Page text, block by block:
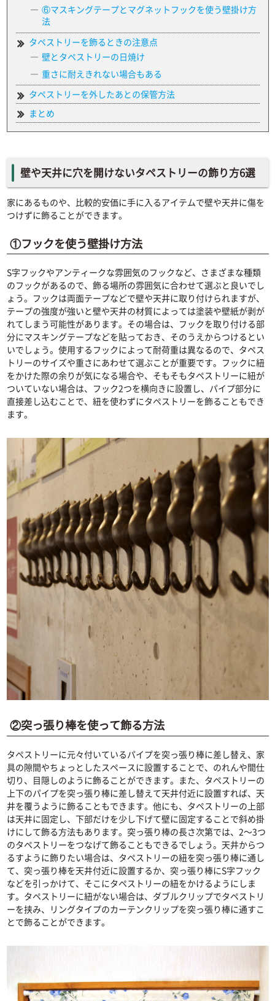
⑥マスキングテープとマグネットフックを使う壁掛け方
法
タペストリーを飾るときの注意点
壁とタペストリーの日焼け
重さに耐えきれない場合もある
タペストリーを外したあとの保管方法
まとめ
壁や天井に穴を開けないタペストリーの飾り方6選
家にあるものや、比較的安価に手に入るアイテムで壁や天井に傷を
つけずに飾ることができます。
①フックを使う壁掛け方法
S字フックやアンティークな雰囲気のフックなど、さまざまな種類
のフックがあるので、飾る場所の雰囲気に合わせて選ぶと良いでし
ょう。フックは両面テープなどで壁や天井に取り付けられますが、
テープの強度が強いと壁や天井の材質によっては塗装や壁紙が剥が
れてしまう可能性があります。その場合は、フックを取り付ける部
分にマスキングテープなどを貼っておき、そのうえからつけるとい
いでしょう。使用するフックによって耐荷重は異なるので、タペス
トリーのサイズや重さにあわせて選ぶことが重要です。フックに紐
をかけた際の余りが気になる場合や、そもそもタペストリーに紐が
ついていない場合は、フック2つを横向きに設置し、パイプ部分に
直接差し込むことで、紐を使わずにタペストリーを飾ることもでき
ます。
②突っ張り棒を使って飾る方法
タペストリーに元々付いているパイプを突っ張り棒に差し替え、家
具の隙間やちょっとしたスペースに設置することで、のれんや間仕
切り、目隠しのように飾ることができます。また、タペストリーの
上下のパイプを突っ張り棒に差し替えて天井付近に設置すれば、天
井を覆うように飾ることもできます。他にも、タペストリーの上部
は天井に固定し、下部だけを少し下げて壁に固定することで斜め掛
けにして飾る方法もあります。突っ張り棒の長さ次第では、2〜3つ
のタペストリーをつなげて飾ることもできるでしょう。天井からつ
るすように飾りたい場合は、タペストリーの紐を突っ張り棒に通し
て、突っ張り棒を天井付近に設置するか、突っ張り棒にS字フック
などを引っかけて、そこにタペストリーの紐をかけるようにしま
す。タペストリーに紐がない場合は、ダブルクリップでタペストリ
ーを挟み、リングタイプのカーテンクリップを突っ張り棒に通すこ
とで飾ることができます。